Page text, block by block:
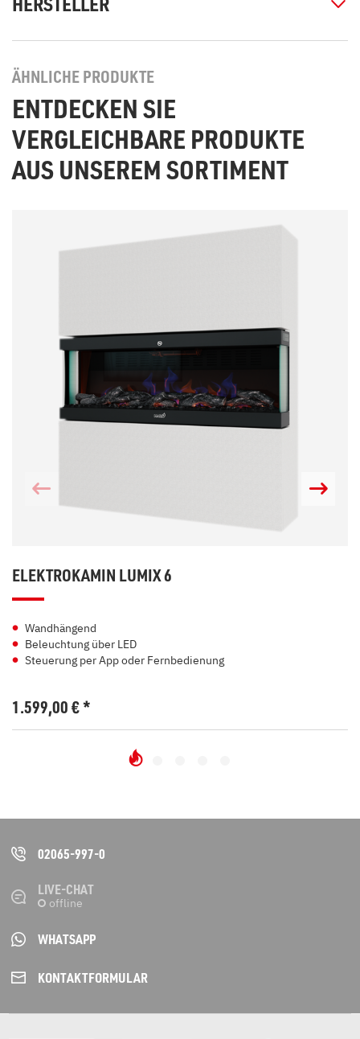
ÄHNLICHE PRODUKTE
ENTDECKEN SIE
VERGLEICHBARE PRODUKTE
AUS UNSEREM SORTIMENT
ELEKTROKAMIN LUMIX 6
Wandhängend
Beleuchtung über LED
Steuerung per App oder Fernbedienung
1.599,00€*
02065-997-0
LIVE-CHAT
WHATSAPP
KONTAKT­FORMULAR